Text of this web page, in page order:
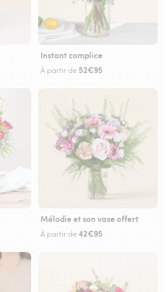
Instant complice
À partir de 52€95
Mélodie et son vase offert
À partir de42€95